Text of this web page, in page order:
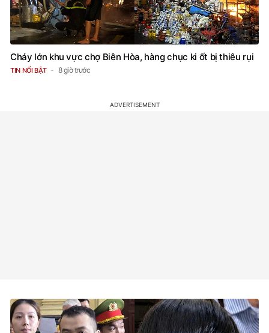
Cháy lớn khu vực chợ Biên Hòa, hàng chục ki ốt bị thiêu rụi
TIN NỔI BẬT 8 giờ trước